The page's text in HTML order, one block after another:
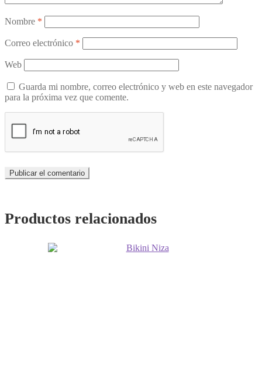
Nombre *
Correo electrónico *
Web
Guarda mi nombre, correo electrónico y web en este navegador
para la próxima vez que comente.
Productos relacionados